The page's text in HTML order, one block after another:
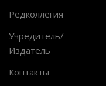
Редколлегия
Учредитель/
Издатель
Контакты